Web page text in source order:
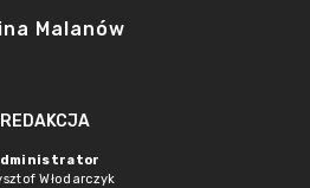
Malanów
REDAKCJA
Włodarczyk